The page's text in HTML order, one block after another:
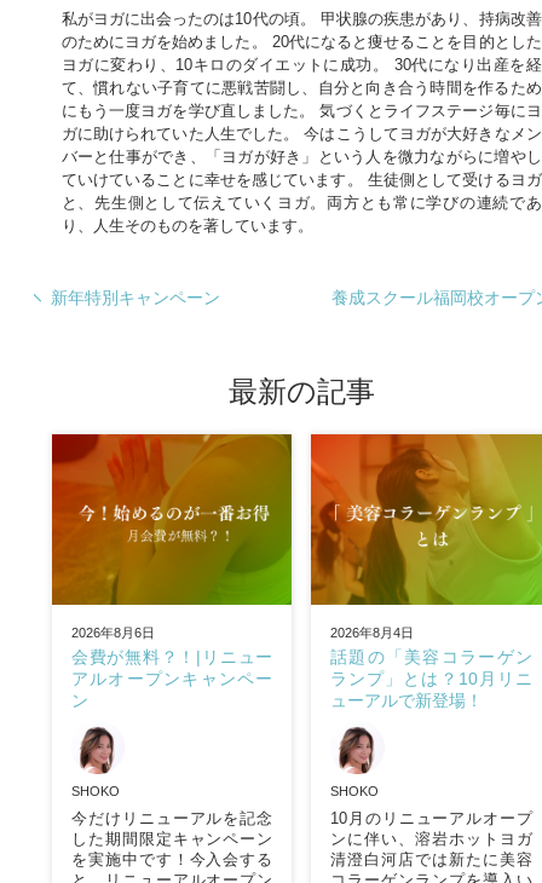
私がヨガに出会ったのは10代の頃。 甲状腺の疾患があり、持病改善
のためにヨガを始めました。 20代になると痩せることを目的とした
ヨガに変わり、10キロのダイエットに成功。 30代になり出産を経
て、慣れない子育てに悪戦苦闘し、自分と向き合う時間を作るため
にもう一度ヨガを学び直しました。 気づくとライフステージ毎にヨ
ガに助けられていた人生でした。 今はこうしてヨガが大好きなメン
バーと仕事ができ、「ヨガが好き」という人を微力ながらに増やし
ていけていることに幸せを感じています。 生徒側として受けるヨガ
と、先生側として伝えていくヨガ。両方とも常に学びの連続であ
り、人生そのものを著しています。
新年特別キャンペーン 養成スクール福岡校オープ
最新の記事
2026年8月6日
会費が無料？！|リニュー
アルオープンキャンペー
ン
SHOKO
今だけリニューアルを記念
した期間限定キャンペーン
を実施中です！今入会する
2026年8月4日
話題の「美容コラーゲン
ランプ」とは？10月リニ
ューアルで新登場！
SHOKO
10月のリニューアルオープ
ンに伴い、溶岩ホットヨガ
清澄白河店では新たに美容